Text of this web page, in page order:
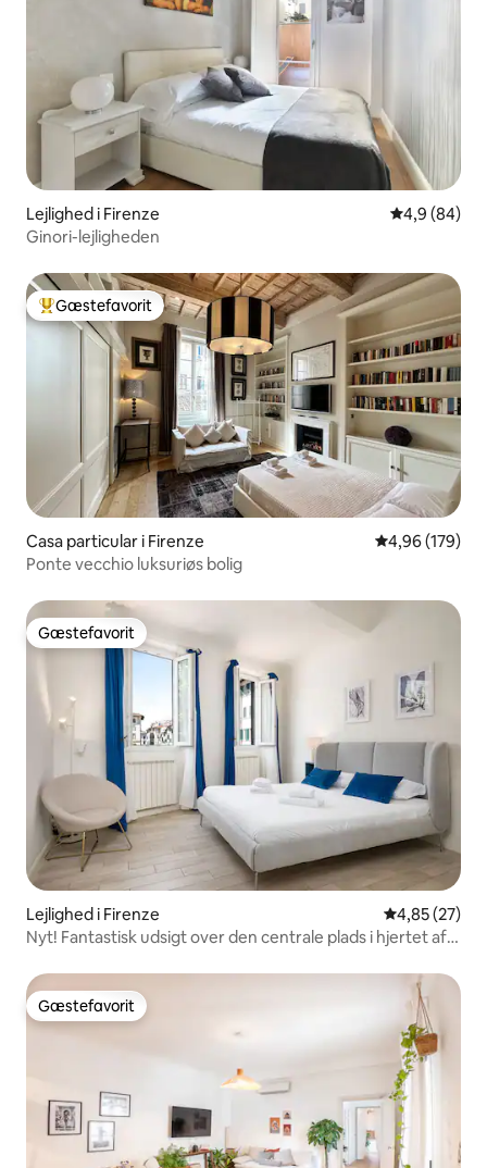
Lejlighed i Firenze 4,9 ud af 5 i
4,9 (84)
Ginori-lejligheden
Bedste gæstefavorit
Gæstefavorit
Casa particular i Firenze 4,96 ud af 5 i
4,96 (179)
Ponte vecchio luksuriøs bolig
Gæstefavorit
Gæstefavorit
Lejlighed i Firenze 4,85 ud af 5 i
4,85 (27)
Nyt! Fantastisk udsigt over den centrale plads i hjertet af
Gæstefavorit
Gæstefavorit